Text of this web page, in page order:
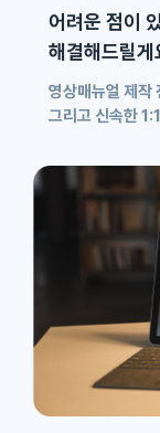
어려운 점이
해결해드릴게
영상매뉴얼 제작
그리고 신속한